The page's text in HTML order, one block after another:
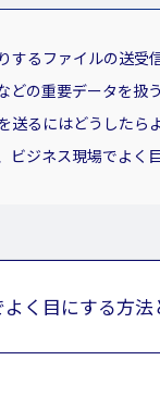
するファイルの送
どの重要データを
送るにはどうした
ビジネス現場でよ
く目にする方法